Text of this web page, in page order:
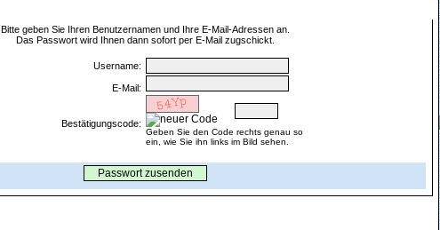
Bitte geben Sie Ihren Benutzernamen und Ihre E-Mail-Adressen an.
Das Passwort wird Ihnen dann sofort per E-Mail zugschickt.
Username:
E-Mail:
Bestätigungscode:
Geben Sie den Code rechts genau so
ein, wie Sie ihn links im Bild sehen.